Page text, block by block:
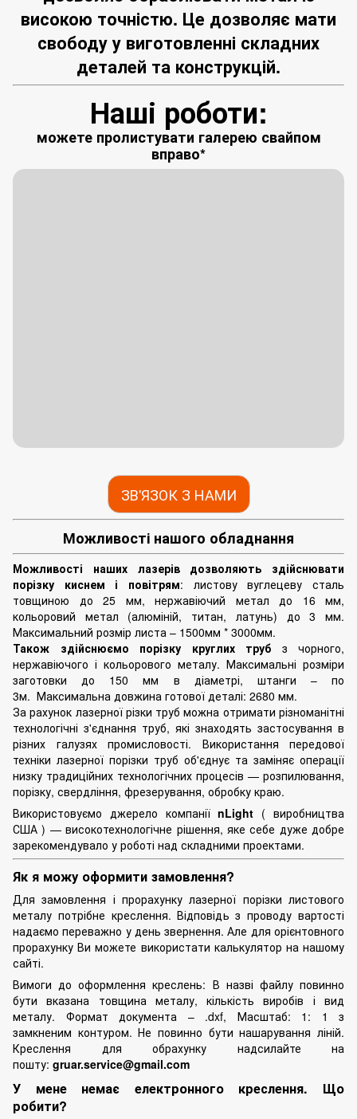
високою точністю. Це дозволяє мати
свободу у виготовленні складних
деталей та конструкцій.
Наші роботи:
можете пролистувати галерею свайпом
вправо*
ЗВ'ЯЗОК З НАМИ
Можливості нашого обладнання
Можливості наших лазерів дозволяють здійснювати
порізку киснем і повітрям: листову вуглецеву сталь
товщиною до 25 мм, нержавіючий метал до 16 мм,
кольоровий метал (алюміній, титан, латунь) до 3 мм.
Максимальний розмір листа – 1500мм * 3000мм.
Також здійснюємо порізку круглих труб з чорного,
нержавіючого і кольорового металу. Максимальні розміри
заготовки до 150 мм в діаметрі, штанги – по
3м. Максимальна довжина готової деталі: 2680 мм.
За рахунок лазерної різки труб можна отримати різноманітні
технологічні з'єднання труб, які знаходять застосування в
різних галузях промисловості. Використання передової
техніки лазерної порізки труб об'єднує та заміняє операції
низку традиційних технологічних процесів — розпилювання,
порізку, свердління, фрезерування, обробку краю.
Використовуємо джерело компаніїnLight ( виробництва
США ) — високотехнологічне рішення, яке себе дуже добре
зарекомендувало у роботі над складними проектами.
Як я можу оформити замовлення?
Для замовлення і прорахунку лазерної порізки листового
металу потрібне креслення. Відповідь з проводу вартості
надаємо переважно у день звернення. Але для орієнтовного
прорахунку Ви можете використати калькулятор на нашому
сайті.
Вимоги до оформлення креслень: В назві файлу повинно
бути вказана товщина металу, кількість виробів і вид
металу. Формат документа – .dxf, Масштаб: 1: 1 з
замкненим контуром. Не повинно бути нашарування ліній.
Креслення для обрахунку надсилайте на
пошту: gruar.service@gmail.com
У мене немає електронного креслення. Що
робити?